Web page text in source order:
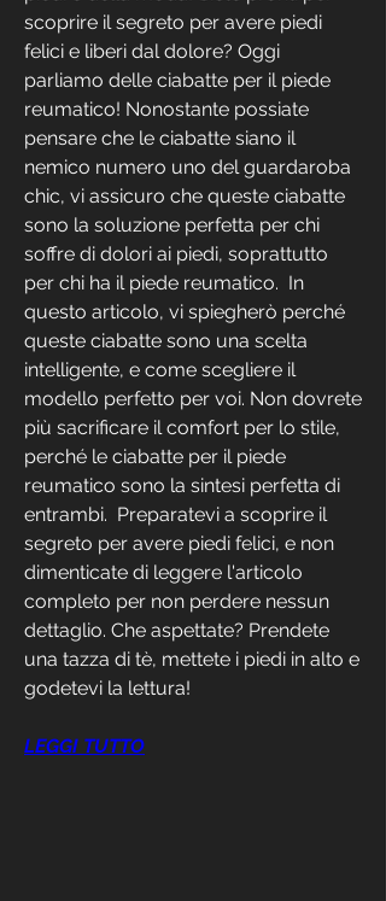
scoprire il segreto per avere piedi
felici e liberi dal dolore? Oggi
parliamo delle ciabatte per il piede
reumatico! Nonostante possiate
pensare che le ciabatte siano il
nemico numero uno del guardaroba
chic, vi assicuro che queste ciabatte
sono la soluzione perfetta per chi
soffre di dolori ai piedi, soprattutto
per chi ha il piede reumatico.  In
questo articolo, vi spiegherò perché
queste ciabatte sono una scelta
intelligente, e come scegliere il
modello perfetto per voi. Non dovrete
più sacrificare il comfort per lo stile,
perché le ciabatte per il piede
reumatico sono la sintesi perfetta di
entrambi.  Preparatevi a scoprire il
segreto per avere piedi felici, e non
dimenticate di leggere l'articolo
completo per non perdere nessun
dettaglio. Che aspettate? Prendete
una tazza di tè, mettete i piedi in alto e
godetevi la lettura!
LEGGI TUTTO